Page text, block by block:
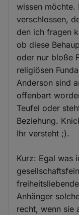
wissen möchte.
verschlossen,
den ich fragen
ob diese
oder nur bloße
religiösen
Anderson sind
offenbart
Teufel oder
Beziehung.
Ihr versteht ;).
Kurz: Egal was
Anhänger
recht, wenn sie